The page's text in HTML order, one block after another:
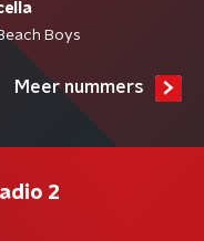
Boys
Meer nummers
2